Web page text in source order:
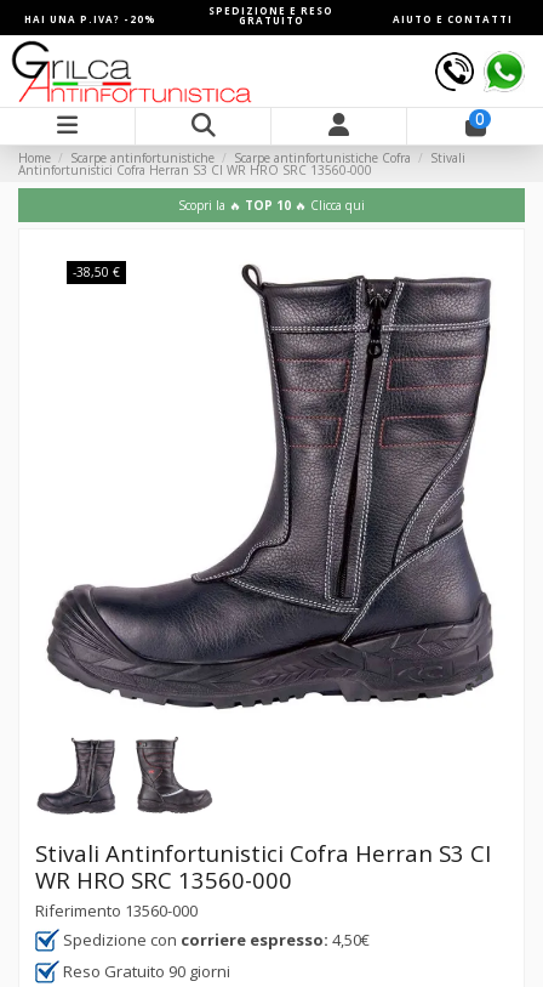
HAI UNA P.IVA? -20%
SPEDIZIONE E RESO
GRATUITO AIUTO E CONTATTI
0
Home Scarpe antinfortunistiche Scarpe antinfortunistiche Cofra Stivali
Antinfortunistici Cofra Herran S3 CI WR HRO SRC 13560-000
Scopri la 🔥 TOP 10 🔥 Clicca qui
-38,50 €
Stivali Antinfortunistici Cofra Herran S3 CI
WR HRO SRC 13560-000
Riferimento 13560-000
Spedizione con corriere espresso: 4,50€
Reso Gratuito 90 giorni